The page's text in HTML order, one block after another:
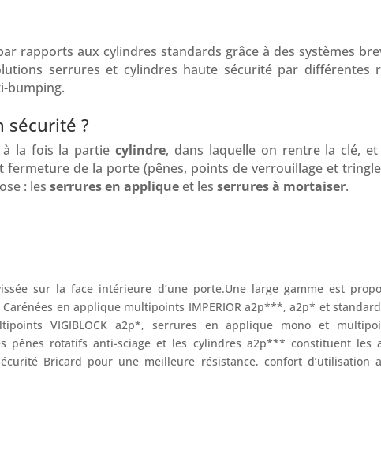
rapports aux cylindres standards grâce à des systèmes
serrures et cylindres haute sécurité par différentes
bumping.
sécurité ?
à la fois la partiecylindre, dans laquelle on rentre la clé,
de la porte (pênes, points de verrouillage et
: lesserrures en applique et lesserrures à mortaiser.
sur la face intérieure d’une porte.Une large gamme est
en applique multipoints IMPERIOR a2p***, a2p* et
VIGIBLOCK a2p*, serrures en applique mono et
pênes rotatifs anti-sciage et les cylindres a2p*** constituent les
Bricard pour une meilleure résistance, confort d’utilisation